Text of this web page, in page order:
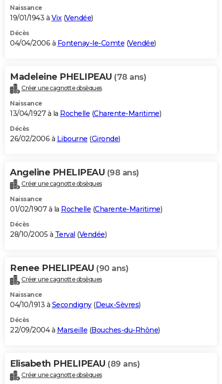
Naissance
19/01/1943 à Vix(Vendée)
Décès
04/04/2006 à Fontenay-le-Comte (Vendée)
Madeleine PHELIPEAU (78 ans)
Créer une cagnotte obsèques
Naissance
13/04/1927 à la Rochelle (Charente-Maritime)
Décès
26/02/2006 à Libourne (Gironde)
Angeline PHELIPEAU (98 ans)
Créer une cagnotte obsèques
Naissance
01/02/1907 à la Rochelle (Charente-Maritime)
Décès
28/10/2005 à Terval (Vendée)
Renee PHELIPEAU (90 ans)
Créer une cagnotte obsèques
Naissance
04/10/1913 à Secondigny(Deux-Sèvres)
Décès
22/09/2004 à Marseille (Bouches-du-Rhône)
Elisabeth PHELIPEAU (89 ans)
Créer une cagnotte obsèques